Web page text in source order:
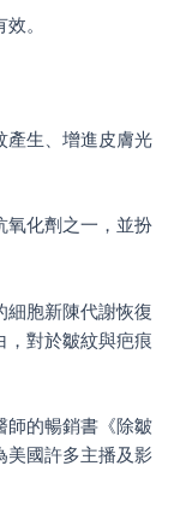
。
產生、增進皮膚光
氧化劑之一，並扮
細胞新陳代謝恢復
，對於皺紋與疤痕
師的暢銷書《除皺
美國許多主播及影